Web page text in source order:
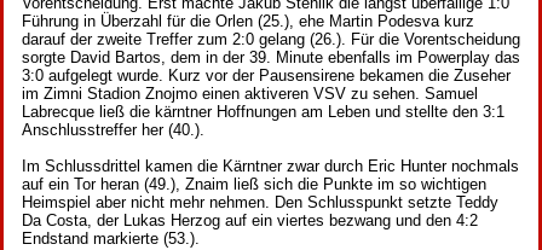
Führung in Überzahl für die Orlen (25.), ehe Martin Podesva kurz
darauf der zweite Treffer zum 2:0 gelang (26.). Für die Vorentscheidung
sorgte David Bartos, dem in der 39. Minute ebenfalls im Powerplay das
3:0 aufgelegt wurde. Kurz vor der Pausensirene bekamen die Zuseher
im Zimni Stadion Znojmo einen aktiveren VSV zu sehen. Samuel
Labrecque ließ die kärntner Hoffnungen am Leben und stellte den 3:1
Anschlusstreffer her (40.).
Im Schlussdrittel kamen die Kärntner zwar durch Eric Hunter nochmals
auf ein Tor heran (49.), Znaim ließ sich die Punkte im so wichtigen
Heimspiel aber nicht mehr nehmen. Den Schlusspunkt setzte Teddy
Da Costa, der Lukas Herzog auf ein viertes bezwang und den 4:2
Endstand markierte (53.).